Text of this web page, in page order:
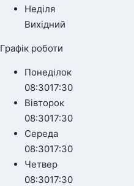
Неділя
Вихідний
Графік роботи
Понеділок
08:3017:30
Вівторок
08:3017:30
Середа
08:3017:30
Четвер
08:3017:30